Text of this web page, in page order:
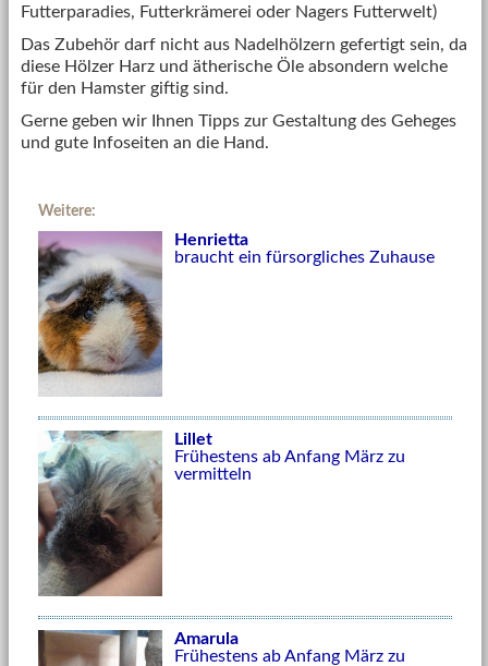
Futterparadies, Futterkrämerei oder Nagers Futterwelt)
Das Zubehör darf nicht aus Nadelhölzern gefertigt sein, da
diese Hölzer Harz und ätherische Öle absondern welche
für den Hamster giftig sind.
Gerne geben wir Ihnen Tipps zur Gestaltung des Geheges
und gute Infoseiten an die Hand.
Weitere:
Henrietta
braucht ein fürsorgliches Zuhause
Lillet
Frühestens ab Anfang März zu
vermitteln
Amarula
Frühestens ab Anfang März zu